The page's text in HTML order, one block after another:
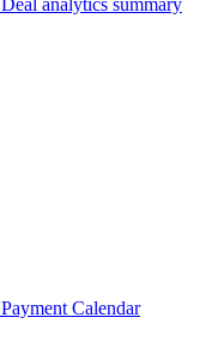
Deal analytics summary
Payment Calendar